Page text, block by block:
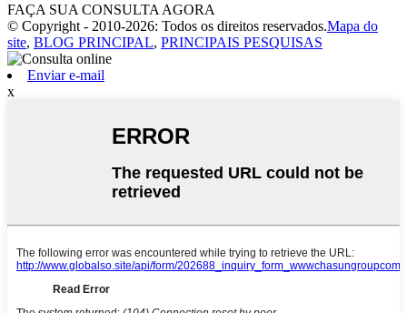
FAÇA SUA CONSULTA AGORA
© Copyright - 2010-2026: Todos os direitos reservados.Mapa do
site, BLOG PRINCIPAL, PRINCIPAIS PESQUISAS
Enviar e-mail
x